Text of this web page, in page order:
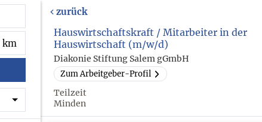
zurück
Hauswirtschaftskraft / Mitarbeiter in der
Hauswirtschaft (m/w/d)
Diakonie Stiftung Salem gGmbH
Zum Arbeitgeber-Profil
Teilzeit
Minden